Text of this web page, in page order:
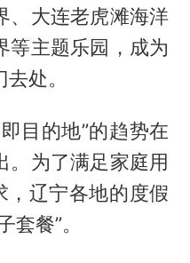
、大连老虎滩海洋
等主题乐园，成为
处。
目的地”的趋势在
。为了满足家庭用
，辽宁各地的度假
套餐”。